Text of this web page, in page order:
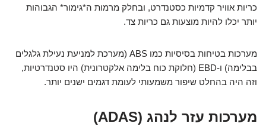
כריות אוויר קדמיות כסטנדרט, ובחלק מרמות ה*גימור* הגבוהות
יותר יכלו להיות מוצעות גם כריות צד.
מערכות בטיחות בסיסיות כמו ABS (מערכת למניעת נעילת גלגלים
בבלימה) ו-EBD (חלוקת כוח בלימה אלקטרונית) היו סטנדרטיות,
וזה היה בהחלט שיפור משמעותי לעומת דגמים ישנים יותר.
מערכות עזר לנהג (ADAS)